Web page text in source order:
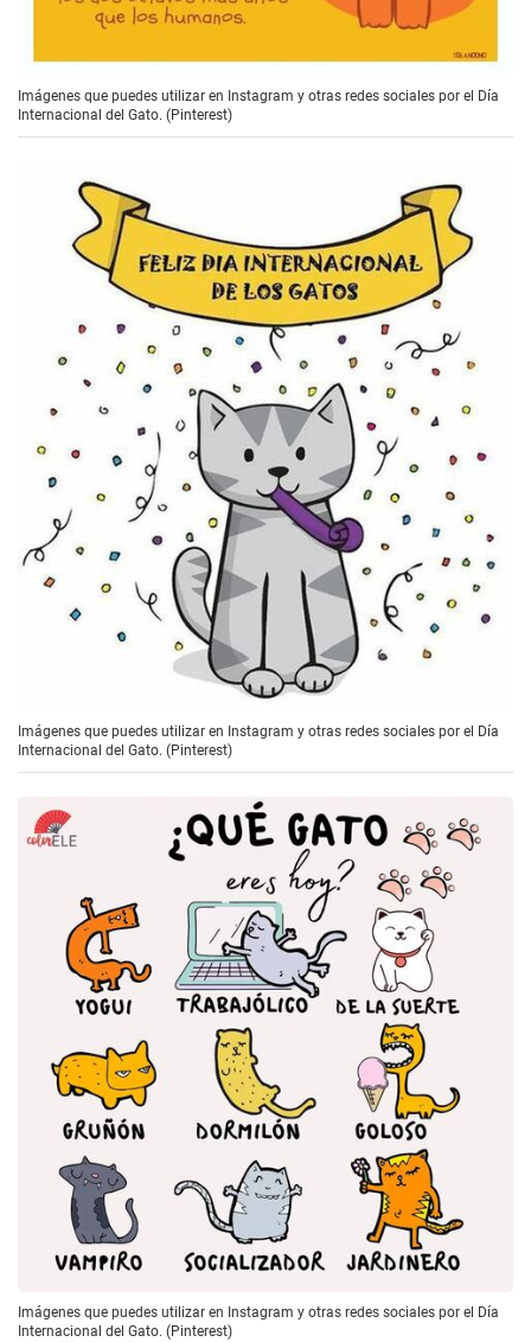
Imágenes que puedes utilizar en Instagram y otras redes sociales por el Día
Internacional del Gato. (Pinterest)
Imágenes que puedes utilizar en Instagram y otras redes sociales por el Día
Internacional del Gato. (Pinterest)
Imágenes que puedes utilizar en Instagram y otras redes sociales por el Día
Internacional del Gato. (Pinterest)